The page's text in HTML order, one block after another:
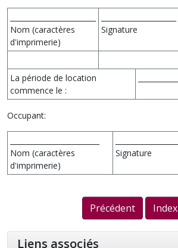
Nom (caractères
d'imprimerie)
Signature
La période de location
commence le :
Occupant:
Nom (caractères
d'imprimerie)
Signature
Précédent Index
Liens associés